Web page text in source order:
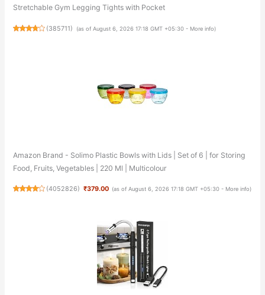
Stretchable Gym Legging Tights with Pocket
(385711) (as of August 6, 2026 17:18 GMT +05:30 - More info)
Amazon Brand - Solimo Plastic Bowls with Lids | Set of 6 | for Storing
Food, Fruits, Vegetables | 220 Ml | Multicolour
(4052826) ₹379.00 (as of August 6, 2026 17:18 GMT +05:30 - More info)